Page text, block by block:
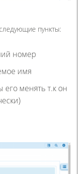
пункты:
номер
имя
менять т.к он